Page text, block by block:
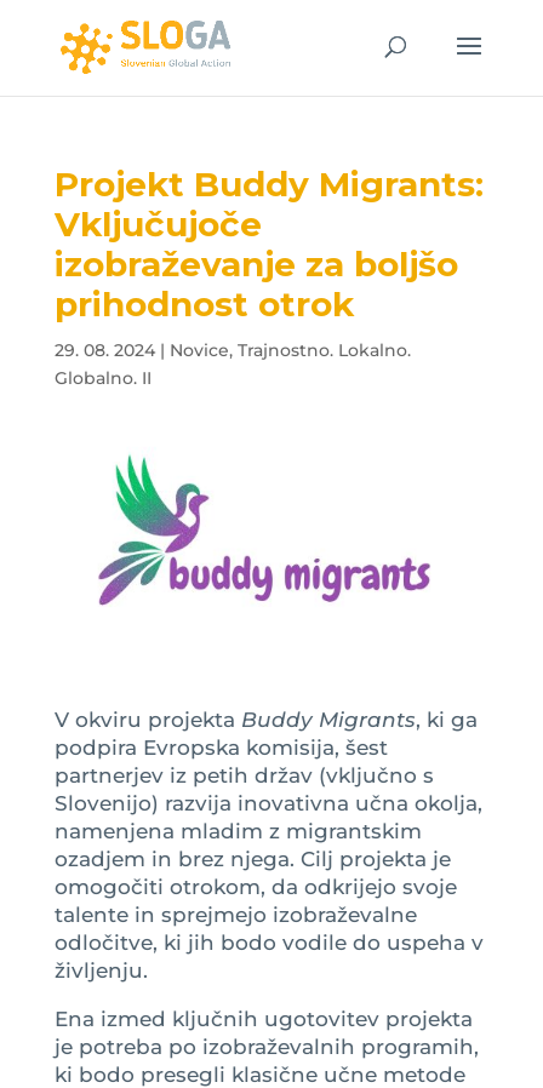
Projekt Buddy Migrants:
Vključujoče
izobraževanje za boljšo
prihodnost otrok
29. 08. 2024| Novice, Trajnostno. Lokalno.
Globalno. II
V okviru projekta Buddy Migrants, ki ga
podpira Evropska komisija, šest
partnerjev iz petih držav (vključno s
Slovenijo) razvija inovativna učna okolja,
namenjena mladim z migrantskim
ozadjem in brez njega. Cilj projekta je
omogočiti otrokom, da odkrijejo svoje
talente in sprejmejo izobraževalne
odločitve, ki jih bodo vodile do uspeha v
življenju.
Ena izmed ključnih ugotovitev projekta
je potreba po izobraževalnih programih,
ki bodo presegli klasične učne metode